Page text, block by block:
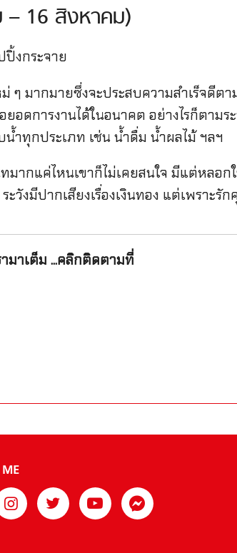
16 สิงหาคม)
งกระจาย
ม่ ๆ มากมายซึ่งจะประสบความสำเร็จดี
อดการงานได้ในอนาคต อย่างไรก็ตาม
ำทุกประเภท เช่น น้ำดื่ม น้ำผลไม้ ฯลฯ
ากแค่ไหนเขาก็ไม่เคยสนใจ มีแต่หลอก
วังมีปากเสียงเรื่องเงินทอง แต่เพราะ
มาเต็ม ...คลิกติดตามที่